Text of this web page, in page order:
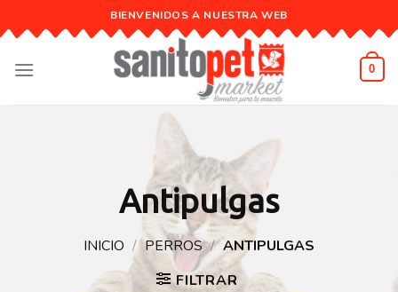
to
BIENVENIDOS A NUESTRA WEB
0
Antipulgas
INICIO / PERROS / ANTIPULGAS
FILTRAR